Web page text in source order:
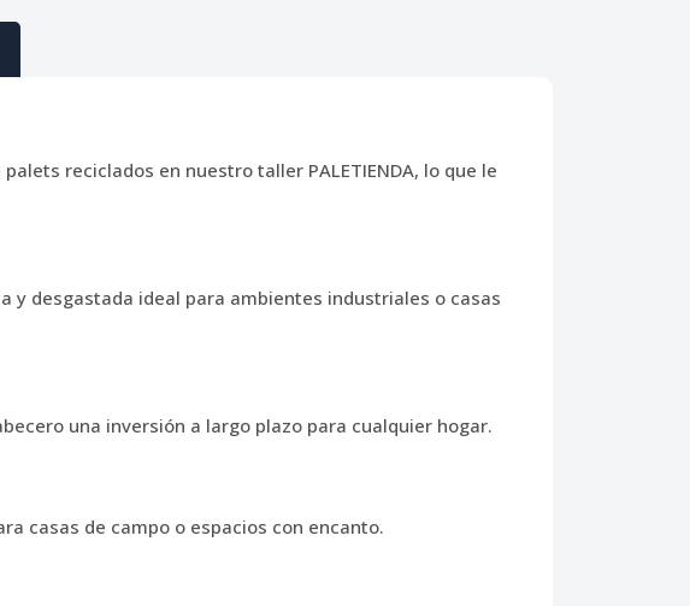
reciclados en nuestro taller PALETIENDA, lo que le
y desgastada ideal para ambientes industriales o casas
una inversión a largo plazo para cualquier hogar.
casas de campo o espacios con encanto.